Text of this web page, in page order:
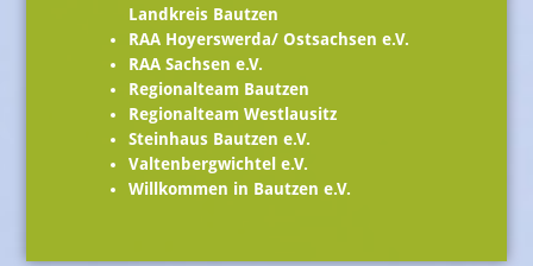
Landkreis Bautzen
RAA Hoyerswerda/ Ostsachsen e.V.
RAA Sachsen e.V.
Regionalteam Bautzen
Regionalteam Westlausitz
Steinhaus Bautzen e.V.
Valtenbergwichtel e.V.
Willkommen in Bautzen e.V.